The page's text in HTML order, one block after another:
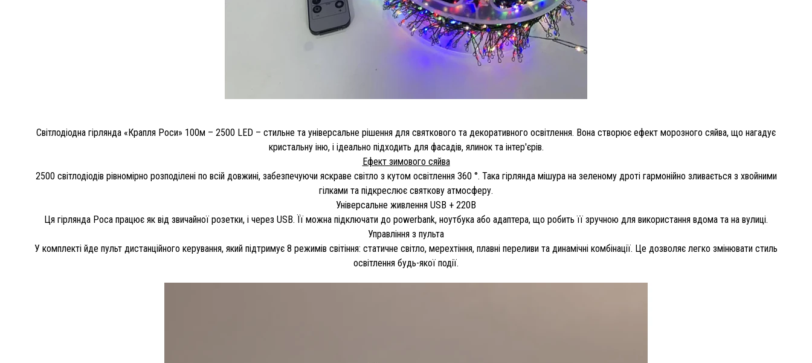
Світлодіодна гірлянда «Крапля Роси» 100м – 2500 LED – стильне та універсальне рішення для святкового та декоративного освітлення. Вона створює ефект морозного сяйва, що нагадує
кристальну іню, і ідеально підходить для фасадів, ялинок та інтер'єрів.
Ефект зимового сяйва
2500 світлодіодів рівномірно розподілені по всій довжині, забезпечуючи яскраве світло з кутом освітлення 360 °. Така гірлянда мішура на зеленому дроті гармонійно зливається з хвойними
гілками та підкреслює святкову атмосферу.
Універсальне живлення USB + 220В
Ця гірлянда Роса працює як від звичайної розетки, і через USB. Її можна підключати до powerbank, ноутбука або адаптера, що робить її зручною для використання вдома та на вулиці.
Управління з пульта
У комплекті йде пульт дистанційного керування, який підтримує 8 режимів світіння: статичне світло, мерехтіння, плавні переливи та динамічні комбінації. Це дозволяє легко змінювати стиль
освітлення будь-якої події.